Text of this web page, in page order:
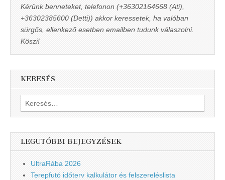
Kérünk benneteket, telefonon (+36302164668 (Ati),
+36302385600 (Detti)) akkor keressetek, ha valóban
sürgős, ellenkező esetben emailben tudunk válaszolni.
Köszi!
KERESÉS
Keresés:
LEGUTÓBBI BEJEGYZÉSEK
UltraRába 2026
Terepfutó időterv kalkulátor és felszereléslista